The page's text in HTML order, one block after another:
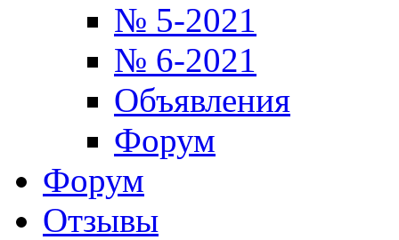
№ 5-2021
№ 6-2021
Объявления
Форум
Форум
Отзывы